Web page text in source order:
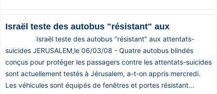
Israël teste des autobus "résistant" aux
Israël teste des autobus "résistant" aux attentats-
suicides JERUSALEM,le 06/03/08 - Quatre autobus blindés
conçus pour protéger les passagers contre les attentats-suicides
sont actuellement testés à Jérusalem, a-t-on appris mercredi.
Les véhicules sont équipés de fenêtres et portes résistant...